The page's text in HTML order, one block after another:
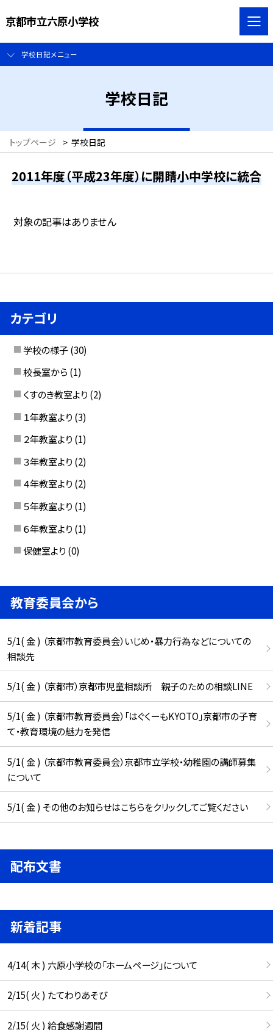
京都市立六原小学校
学校日記メニュー
学校日記
トップページ > 学校日記
2011年度（平成23年度）に開睛小中学校に統合
対象の記事はありません
カテゴリ
学校の様子 (30)
校長室から (1)
くすのき教室より (2)
１年教室より (3)
２年教室より (1)
３年教室より (2)
４年教室より (2)
５年教室より (1)
６年教室より (1)
保健室より (0)
教育委員会から
5/1( 金 ) （京都市教育委員会）いじめ・暴力行為などについての
相談先
5/1( 金 ) （京都市）京都市児童相談所 親子のための相談LINE
5/1( 金 ) （京都市教育委員会）「はぐくーもKYOTO」京都市の子育
て・教育環境の魅力を発信
5/1( 金 ) （京都市教育委員会）京都市立学校・幼稚園の講師募集
について
5/1( 金 ) その他のお知らせはこちらをクリックしてご覧ください
配布文書
新着記事
4/14( 木 ) 六原小学校の「ホームページ」について
2/15( 火 ) たてわりあそび
2/15( 火 ) 給食感謝週間